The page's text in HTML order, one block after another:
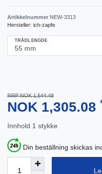
Artikkelnummer NEW-3313
Hersteller: ich-zapfe
TRÅDLENGDE
RRP NOK 1,544.48
NOK 1,305.08
Innhold 1 stykke
Din beställning skickas